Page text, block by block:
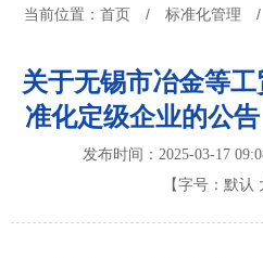
当前位置： 首页 / 标准化管理 /
关于无锡市冶金等
准化定级企业的公告
发布时间：2025-03-17
【字号： 默认